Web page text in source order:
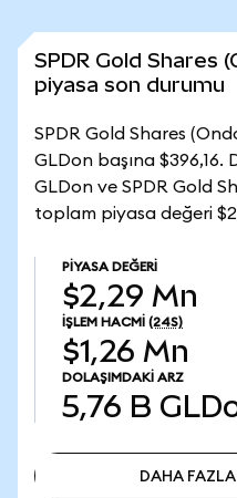
SPDR Gold Shares
piyasa son durumu
SPDR Gold Shares
GLDon başına $396,16.
GLDon ve SPDR Gold
toplam piyasa değeri
PIYASA DEĞERI
$2,29 Mn
İŞLEM HACMI (24S)
$1,26 Mn
DOLAŞIMDAKI ARZ
5,76 B
DAHA